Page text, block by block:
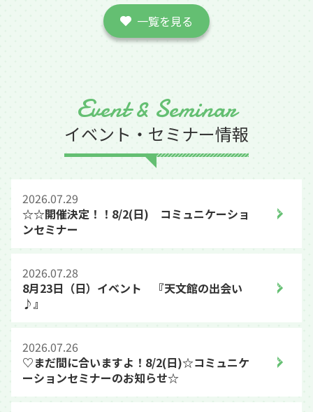
一覧を見る
Event & Seminar
イベント・セミナー情報
2026.07.29
☆☆開催決定！！8/2(日) コミュニケーショ
ンセミナー
2026.07.28
8月23日（日）イベント 『天文館の出会い
♪』
2026.07.26
♡まだ間に合いますよ！8/2(日)☆コミュニケ
ーションセミナーのお知らせ☆